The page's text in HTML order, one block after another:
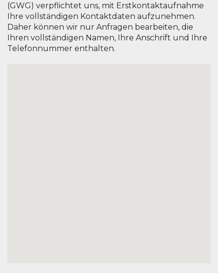
(GWG) verpflichtet uns, mit Erstkontaktaufnahme
Ihre vollständigen Kontaktdaten aufzunehmen.
Daher können wir nur Anfragen bearbeiten, die
Ihren vollständigen Namen, Ihre Anschrift und Ihre
Telefonnummer enthalten.